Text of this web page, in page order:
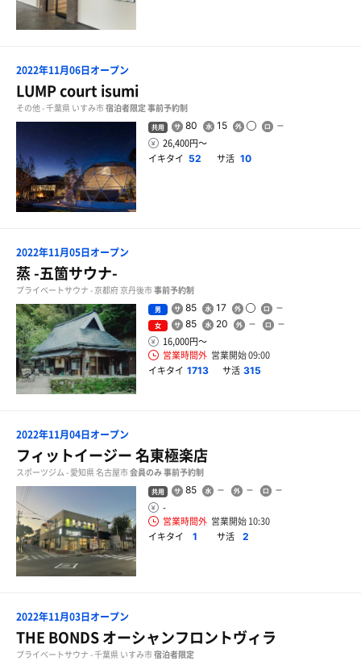
2022年11月06日オープン
LUMP court isumi
その他 - 千葉県 いすみ市宿泊者限定事前予約制
共用 80 15
26,400円〜
イキタイ 52 サ活 10
2022年11月05日オープン
蒸 -五箇サウナ-
プライベートサウナ - 京都府 京丹後市事前予約制
男 85 17
女 85 20
16,000円〜
営業時間外 営業開始 09:00
イキタイ 1713 サ活 315
2022年11月04日オープン
フィットイージー 名東極楽店
スポーツジム - 愛知県 名古屋市会員のみ事前予約制
共用 85
-
営業時間外 営業開始 10:30
イキタイ
1 サ活 2
2022年11月03日オープン
THE BONDS オーシャンフロントヴィラ
プライベートサウナ - 千葉県 いすみ市宿泊者限定